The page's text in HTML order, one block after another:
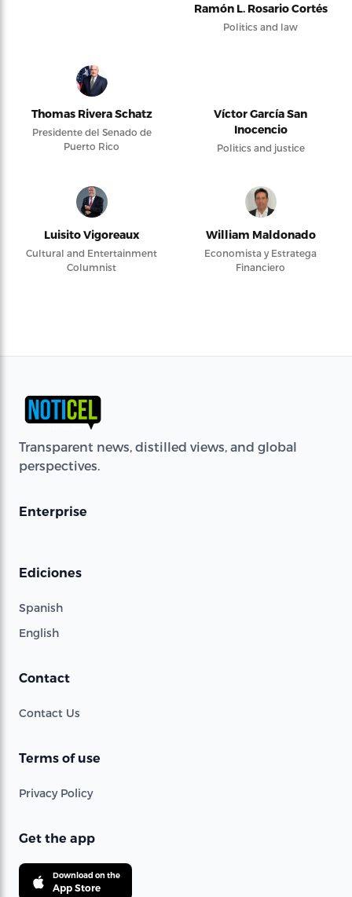
Ramón L. Rosario Cortés
Politics and law
Thomas Rivera Schatz
Presidente del Senado de
Puerto Rico
Víctor García San
Inocencio
Politics and justice
Luisito Vigoreaux
Cultural and Entertainment
Columnist
William Maldonado
Economista y Estratega
Financiero
Transparent news, distilled views, and global
perspectives.
Enterprise
Ediciones
Spanish
English
Contact
Contact Us
Terms of use
Privacy Policy
Get the app
Download on the
App Store